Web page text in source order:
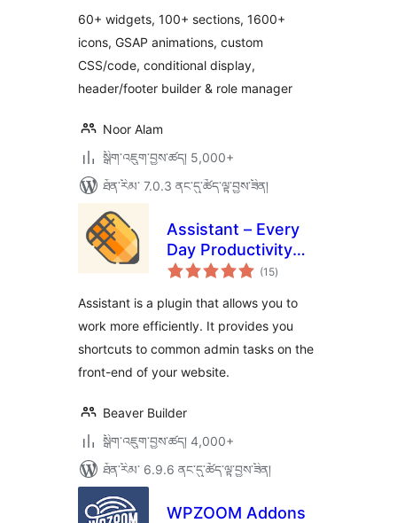
Elementor
Templates Library )
ཚང་།
60+ widgets, 100+ sections, 1600+
icons, GSAP animations, custom
CSS/code, conditional display,
header/footer builder & role manager
Noor Alam
སྒྲིག་འཇུག་བྱས་ཚད། 5,000+
ཐོན་རིམ་ 7.0.3 ནང་དུ་ཚོད་ལྟ་བྱས་ཟིན།
Assistant – Every
Day Productivity
Apps
(15གདེང་
འཇོག་
ཚང་།
)
Assistant is a plugin that allows you to
work more efficiently. It provides you
shortcuts to common admin tasks on the
front-end of your website.
Beaver Builder
སྒྲིག་འཇུག་བྱས་ཚད། 4,000+
ཐོན་རིམ་ 6.9.6 ནང་དུ་ཚོད་ལྟ་བྱས་ཟིན།
WPZOOM Addons